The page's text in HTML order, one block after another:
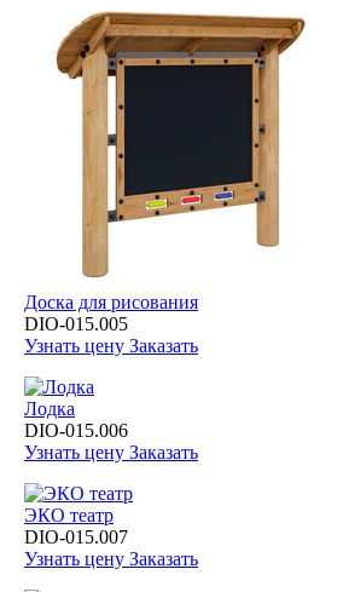
Доска для рисования
DIO-015.005
Узнать цену Заказать
Лодка
DIO-015.006
Узнать цену Заказать
ЭКО театр
DIO-015.007
Узнать цену Заказать